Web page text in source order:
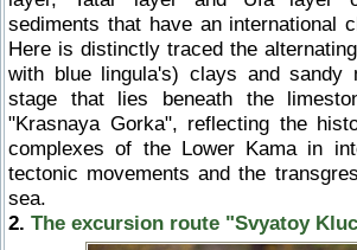
sediments that have an international
Here is distinctly traced the
with blue lingula's) clays and sandy
stage that lies beneath the
"Krasnaya Gorka", reflecting the
complexes of the Lower Kama in
tectonic movements and the
sea.
2. The excursion route "Svyatoy